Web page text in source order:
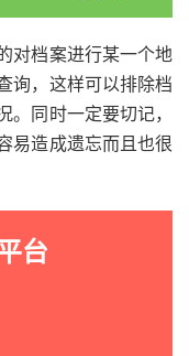
对档案进行某一个地
询，这样可以排除档
。同时一定要切记，
易造成遗忘而且也很
台